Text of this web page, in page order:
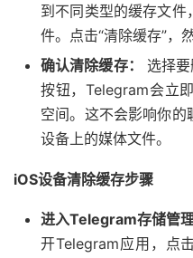
到不同类型的缓存文
件。点击“清除缓存”，
确认清除缓存：
选择
按钮，Telegram会立
空间。这不会影响你的
设备上的媒体文件。
iOS设备清除缓存步骤
进入Telegram存储管理
开Telegram应用，点